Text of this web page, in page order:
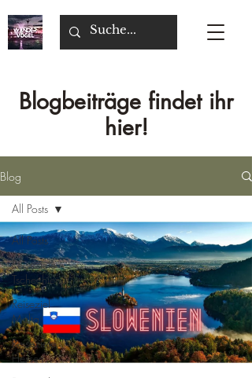
Blogbeiträge findet ihr
hier!
Blog
All Posts
Reiseziele
Tschechien
Reiseziel
Malta
Reiseziele
Hessen
All Posts